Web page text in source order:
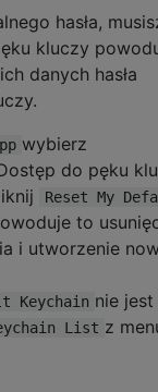
hasła,
kluczy
danych hasła
wybierz
do pęku
Reset My
to
i utworzenie
Keychain nie jest
List z